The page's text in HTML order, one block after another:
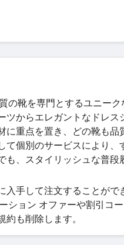
の靴を専門とするユニー
からエレガントなドレス
重点を置き、どの靴も
個別のサービスにより
、スタイリッシュな普
手して注文することが
ョン オファーや割引コ
も削除します。